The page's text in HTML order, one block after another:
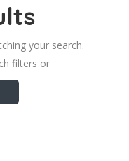
your search.
filters or